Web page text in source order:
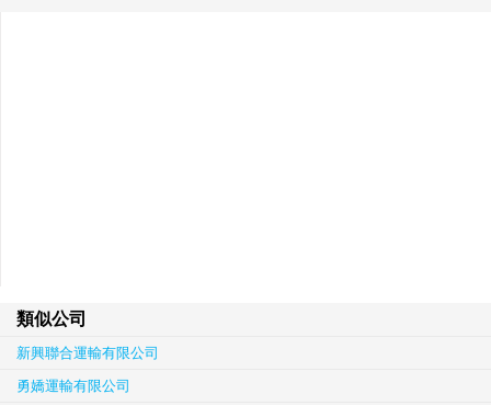
類似公司
新興聯合運輸有限公司
勇嬌運輸有限公司